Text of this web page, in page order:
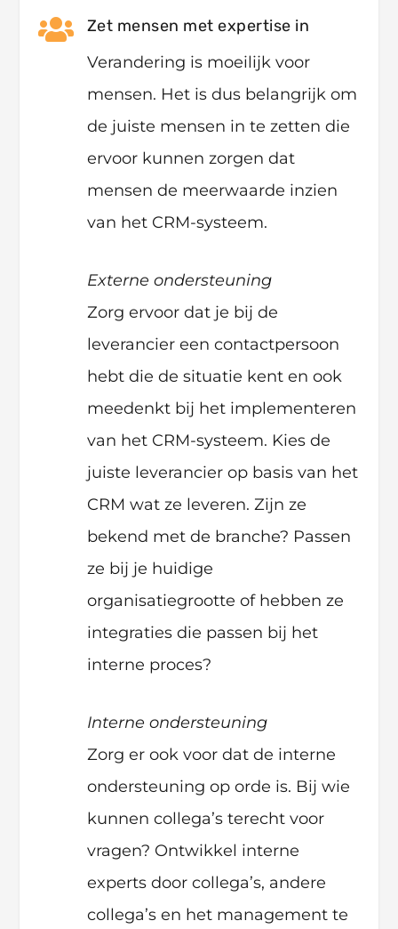

Zet mensen met expertise in
Verandering is moeilijk voor
mensen. Het is dus belangrijk om
de juiste mensen in te zetten die
ervoor kunnen zorgen dat
mensen de meerwaarde inzien
van het CRM-systeem.
Externe ondersteuning
Zorg ervoor dat je bij de
leverancier een contactpersoon
hebt die de situatie kent en ook
meedenkt bij het implementeren
van het CRM-systeem. Kies de
juiste leverancier op basis van het
CRM wat ze leveren. Zijn ze
bekend met de branche? Passen
ze bij je huidige
organisatiegrootte of hebben ze
integraties die passen bij het
interne proces?
Interne ondersteuning
Zorg er ook voor dat de interne
ondersteuning op orde is. Bij wie
kunnen collega’s terecht voor
vragen? Ontwikkel interne
experts door collega’s, andere
collega’s en het management te